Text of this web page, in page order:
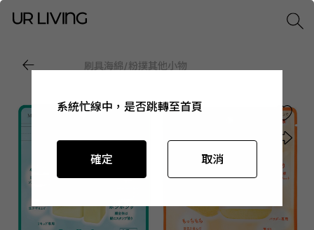
刷具海綿/粉撲其他小物
系統忙線中，是否跳轉至首頁
確定 取消
系統忙線中，是否跳轉至首頁
確定 取消
系統忙線中，是否跳轉至首頁
確定 取消
系統忙線中，是否跳轉至首頁
確定 取消